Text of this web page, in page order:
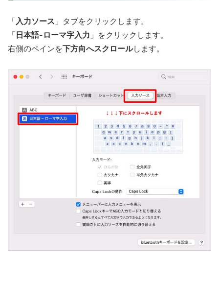
「入力ソース 」タブをクリックします。
「 日本語-ローマ字入力 」をクリックします。
右側のペインを下方向へスクロールします。